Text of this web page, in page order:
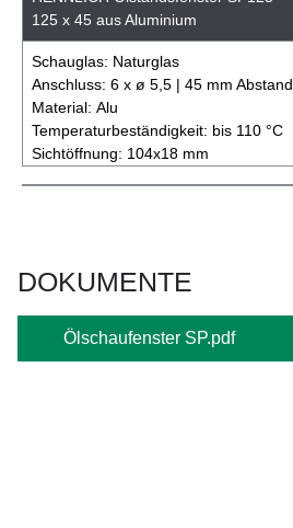
125 x 45 aus Aluminium
Schauglas: Naturglas
Anschluss: 6 x ø 5,5 | 45 mm Abstand
Material: Alu
Temperaturbeständigkeit: bis 110 °C
Sichtöffnung: 104x18 mm
DOKUMENTE
Ölschaufenster SP.pdf